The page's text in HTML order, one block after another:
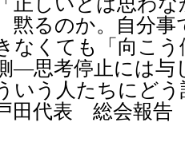
黙るのか。自分
なくても「向こ
―思考停止には与
いう人たちにど
戸田代表 総会報